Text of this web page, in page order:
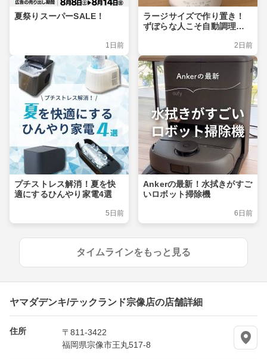
夏祭りスーパーSALE！
1日前
ラージサイズで作り置き！
ずぼらな人こそ自動調理ポ
2日前
プチストレス解消！夏を快
適にするひんやり家電4選
5日前
Ankerの最新！水拭きがすご
いロボット掃除機
6日前
タイムラインをもっと見る
ヤマダデンキ/テックランド宗像店の店舗詳細
住所
〒811-3422
福岡県宗像市王丸517-8